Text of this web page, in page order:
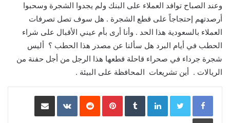
وعند الصباح توافد العملاء على البنك ولم يجدوا الشجرة وسحبوا
أرصدتهم إحتجاجاً على قطع الشجرة . هل سوف تصل تصرفات
العملاء بالسعودية هذا الحد . وأنا أرى بأم عيني الأقبال على شراء
الحطب في أيام البرد هل سألنا عن مصدر هذا الحطب ؟ أليس
شجرة جرداء في صحراء قاحلة قطعها هذا الرجل من أجل حفنة من
الريالات . أين تشريعات المحافظة على البيئة .
LinkedIn
Pinterest مشاركة عبر البريد
طباعة